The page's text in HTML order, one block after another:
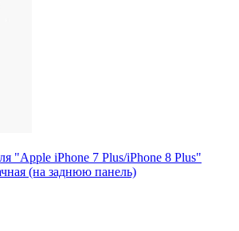
"Apple iPhone 7 Plus/iPhone 8 Plus"
(на заднюю панель)